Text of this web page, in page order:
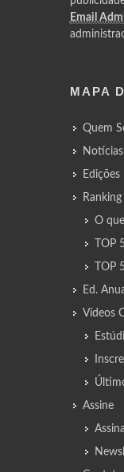
Email
MAPA
Quem
Edições
Ranking
O
TOP
TOP
Ed.
Vídeos
Assine